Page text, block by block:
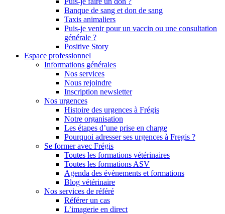
Banque de sang et don de sang
Taxis animaliers
Puis-je venir pour un vaccin ou une consultation
générale ?
Positive Story
Espace professionnel
Informations générales
Nos services
Nous rejoindre
Inscription newsletter
Nos urgences
Histoire des urgences à Frégis
Notre organisation
Les étapes d’une prise en charge
Pourquoi adresser ses urgences à Fregis ?
Se former avec Frégis
Toutes les formations vétérinaires
Toutes les formations ASV
Agenda des évènements et formations
Blog vétérinaire
Nos services de référé
Référer un cas
L’imagerie en direct